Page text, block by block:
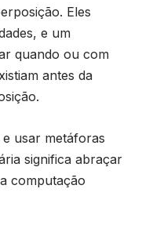
Eles
e um
quando ou com
antes da
usar metáforas
significa abraçar
computação